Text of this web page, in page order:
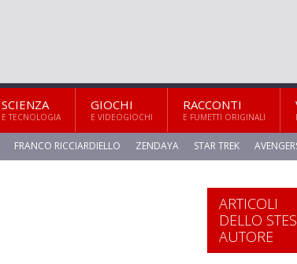
SCIENZA
E TECNOLOGIA
GIOCHI
E VIDEOGIOCHI
RACCONTI
E FUMETTI ORIGINALI
FRANCO RICCIARDIELLO ZENDAYA STAR TREK
ARTICOLI
DELLO
AUTORE